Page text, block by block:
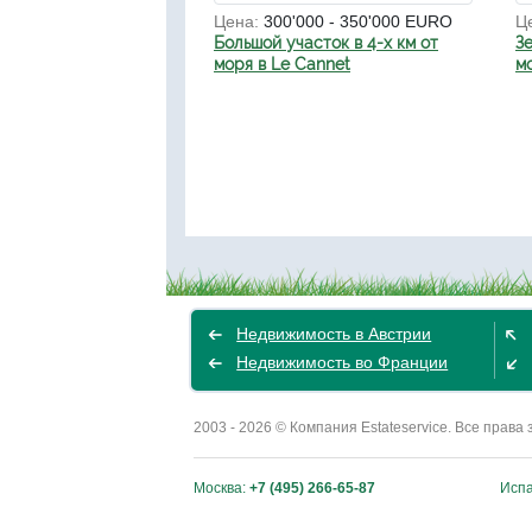
Цена: 300'000 - 350'000 EURO
Большой участок в 4-х км от
моря в Le Cannet
Недвижимость в Австрии
Недвижимость во Франции
2003 - 2026 © Компания Estateservice. Все
Москва: +7 (495) 266-65-87